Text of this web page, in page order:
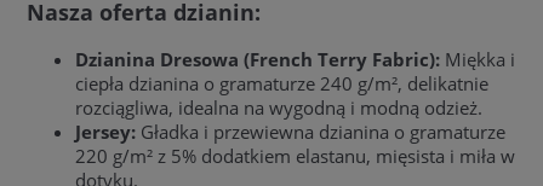
Nasza oferta dzianin:
Dzianina Dresowa (French Terry Fabric): Miękka i
ciepła dzianina o gramaturze 240 g/m², delikatnie
rozciągliwa, idealna na wygodną i modną odzież.
Jersey: Gładka i przewiewna dzianina o gramaturze
220 g/m² z 5% dodatkiem elastanu, mięsista i miła w
dotyku.